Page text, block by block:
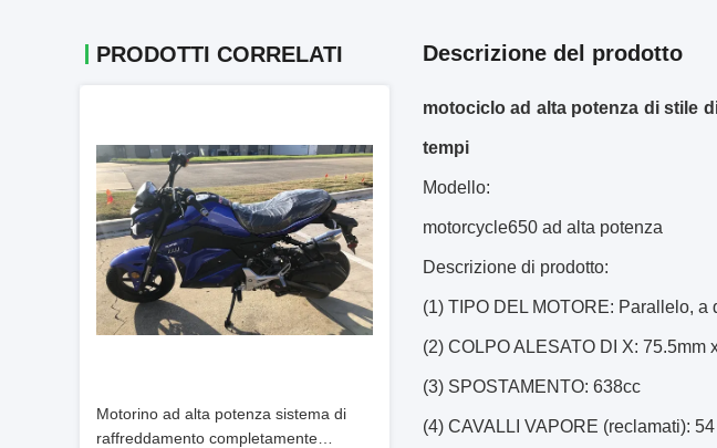
PRODOTTI CORRELATI
Motorino ad alta potenza sistema di
raffreddamento completamente
Descrizione del prodotto
motociclo ad alta potenza di stile
tempi
Modello:
motorcycle650 ad alta potenza
Descrizione di prodotto:
(1) TIPO DEL MOTORE: Parallelo,
(2) COLPO ALESATO DI X: 75.5mm
(3) SPOSTAMENTO: 638cc
(4) CAVALLI VAPORE (reclamati):